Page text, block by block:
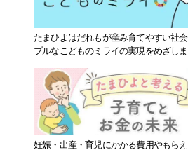
たまひよはだれもが産み育てやすい社
ブルなこどものミライの実現をめざし
妊娠・出産・育児にかかる費用やもら